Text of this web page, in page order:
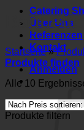
Catering
Über Uns
Referenzen
Kontakt
Anmelden
Startseite »
Produkte finden
Alle 10
Produkte filtern